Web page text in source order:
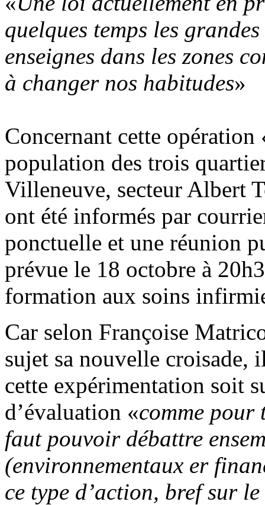
quelques temps les
enseignes dans les zones
à changer nos habitudes»
Concernant cette opération
population des trois
Villeneuve, secteur Albert
ont été informés par
ponctuelle et une réunion
prévue le 18 octobre à
formation aux soins
Car selon Françoise
sujet sa nouvelle croisade,
cette expérimentation soit
d’évaluation «comme pour
faut pouvoir débattre
(environnementaux er
ce type d’action, bref sur